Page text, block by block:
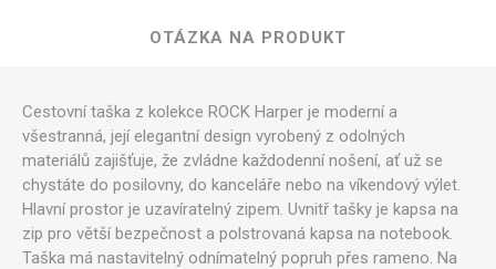
OTÁZKA NA PRODUKT
Cestovní taška z kolekce ROCK Harper je moderní a
všestranná, její elegantní design vyrobený z odolných
materiálů zajišťuje, že zvládne každodenní nošení, ať už se
chystáte do posilovny, do kanceláře nebo na víkendový výlet.
Hlavní prostor je uzavíratelný zipem. Uvnitř tašky je kapsa na
zip pro větší bezpečnost a polstrovaná kapsa na notebook.
Taška má nastavitelný odnímatelný popruh přes rameno. Na